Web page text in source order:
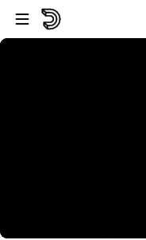
Đi đến trình phát
Đi đến nội dung chính